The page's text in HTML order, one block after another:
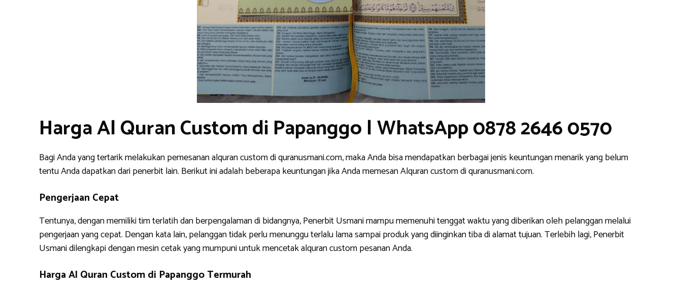
Harga Al Quran Custom di Papanggo | WhatsApp 0878 2646 0570
Bagi Anda yang tertarik melakukan pemesanan alquran custom di quranusmani.com, maka Anda bisa mendapatkan berbagai jenis keuntungan menarik yang belum
tentu Anda dapatkan dari penerbit lain. Berikut ini adalah beberapa keuntungan jika Anda memesan Alquran custom di quranusmani.com.
Pengerjaan Cepat
Tentunya, dengan memiliki tim terlatih dan berpengalaman di bidangnya, Penerbit Usmani mampu memenuhi tenggat waktu yang diberikan oleh pelanggan melalui
pengerjaan yang cepat. Dengan kata lain, pelanggan tidak perlu menunggu terlalu lama sampai produk yang diinginkan tiba di alamat tujuan. Terlebih lagi, Penerbit
Usmani dilengkapi dengan mesin cetak yang mumpuni untuk mencetak alquran custom pesanan Anda.
Harga Al Quran Custom di Papanggo Termurah